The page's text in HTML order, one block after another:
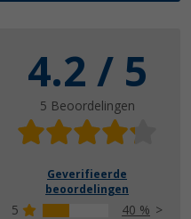
4.2 / 5
5 Beoordelingen
Geverifieerde
beoordelingen
5
40 %